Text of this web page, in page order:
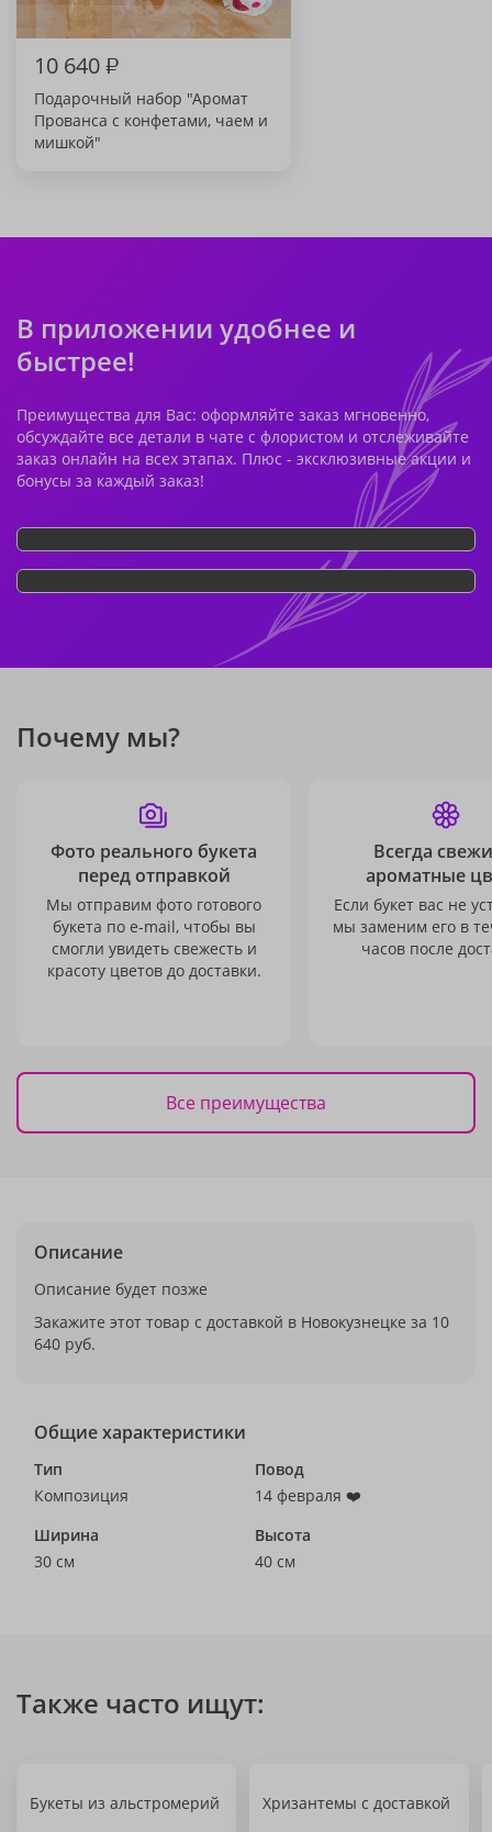
10 640₽
Подарочный набор "Аромат
Прованса с конфетами, чаем и
мишкой"
В приложении удобнее и
быстрее!
Преимущества для Вас: оформляйте заказ мгновенно,
обсуждайте все детали в чате с флористом и отслеживайте
заказ онлайн на всех этапах. Плюс - эксклюзивные акции и
бонусы за каждый заказ!
Почему мы?
Фото реального букета
перед отправкой
Мы отправим фото готового
букета по e-mail, чтобы вы
смогли увидеть свежесть и
красоту цветов до доставки.
Всегда
ароматные
Если букет вас не
мы заменим его в
часов после
Все преимущества
Описание
Описание будет позже
Закажите этот товар с доставкой в Новокузнецке за 10
640 руб.
Общие характеристики
Тип
Композиция
Повод
14 февраля ❤️
Ширина
30 см
Высота
40 см
Также часто ищут:
Букеты из альстромерий Хризантемы с доставкой